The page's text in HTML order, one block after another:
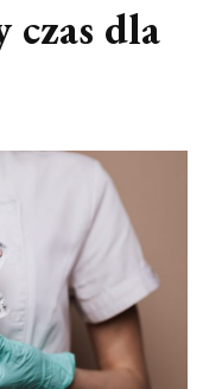
czas dla